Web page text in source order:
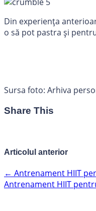
Din experiența
o să pot pastra și
Sursa foto: Arhiva
Share This
Articolul anterior
← Antrenament HIIT
Antrenament HIIT